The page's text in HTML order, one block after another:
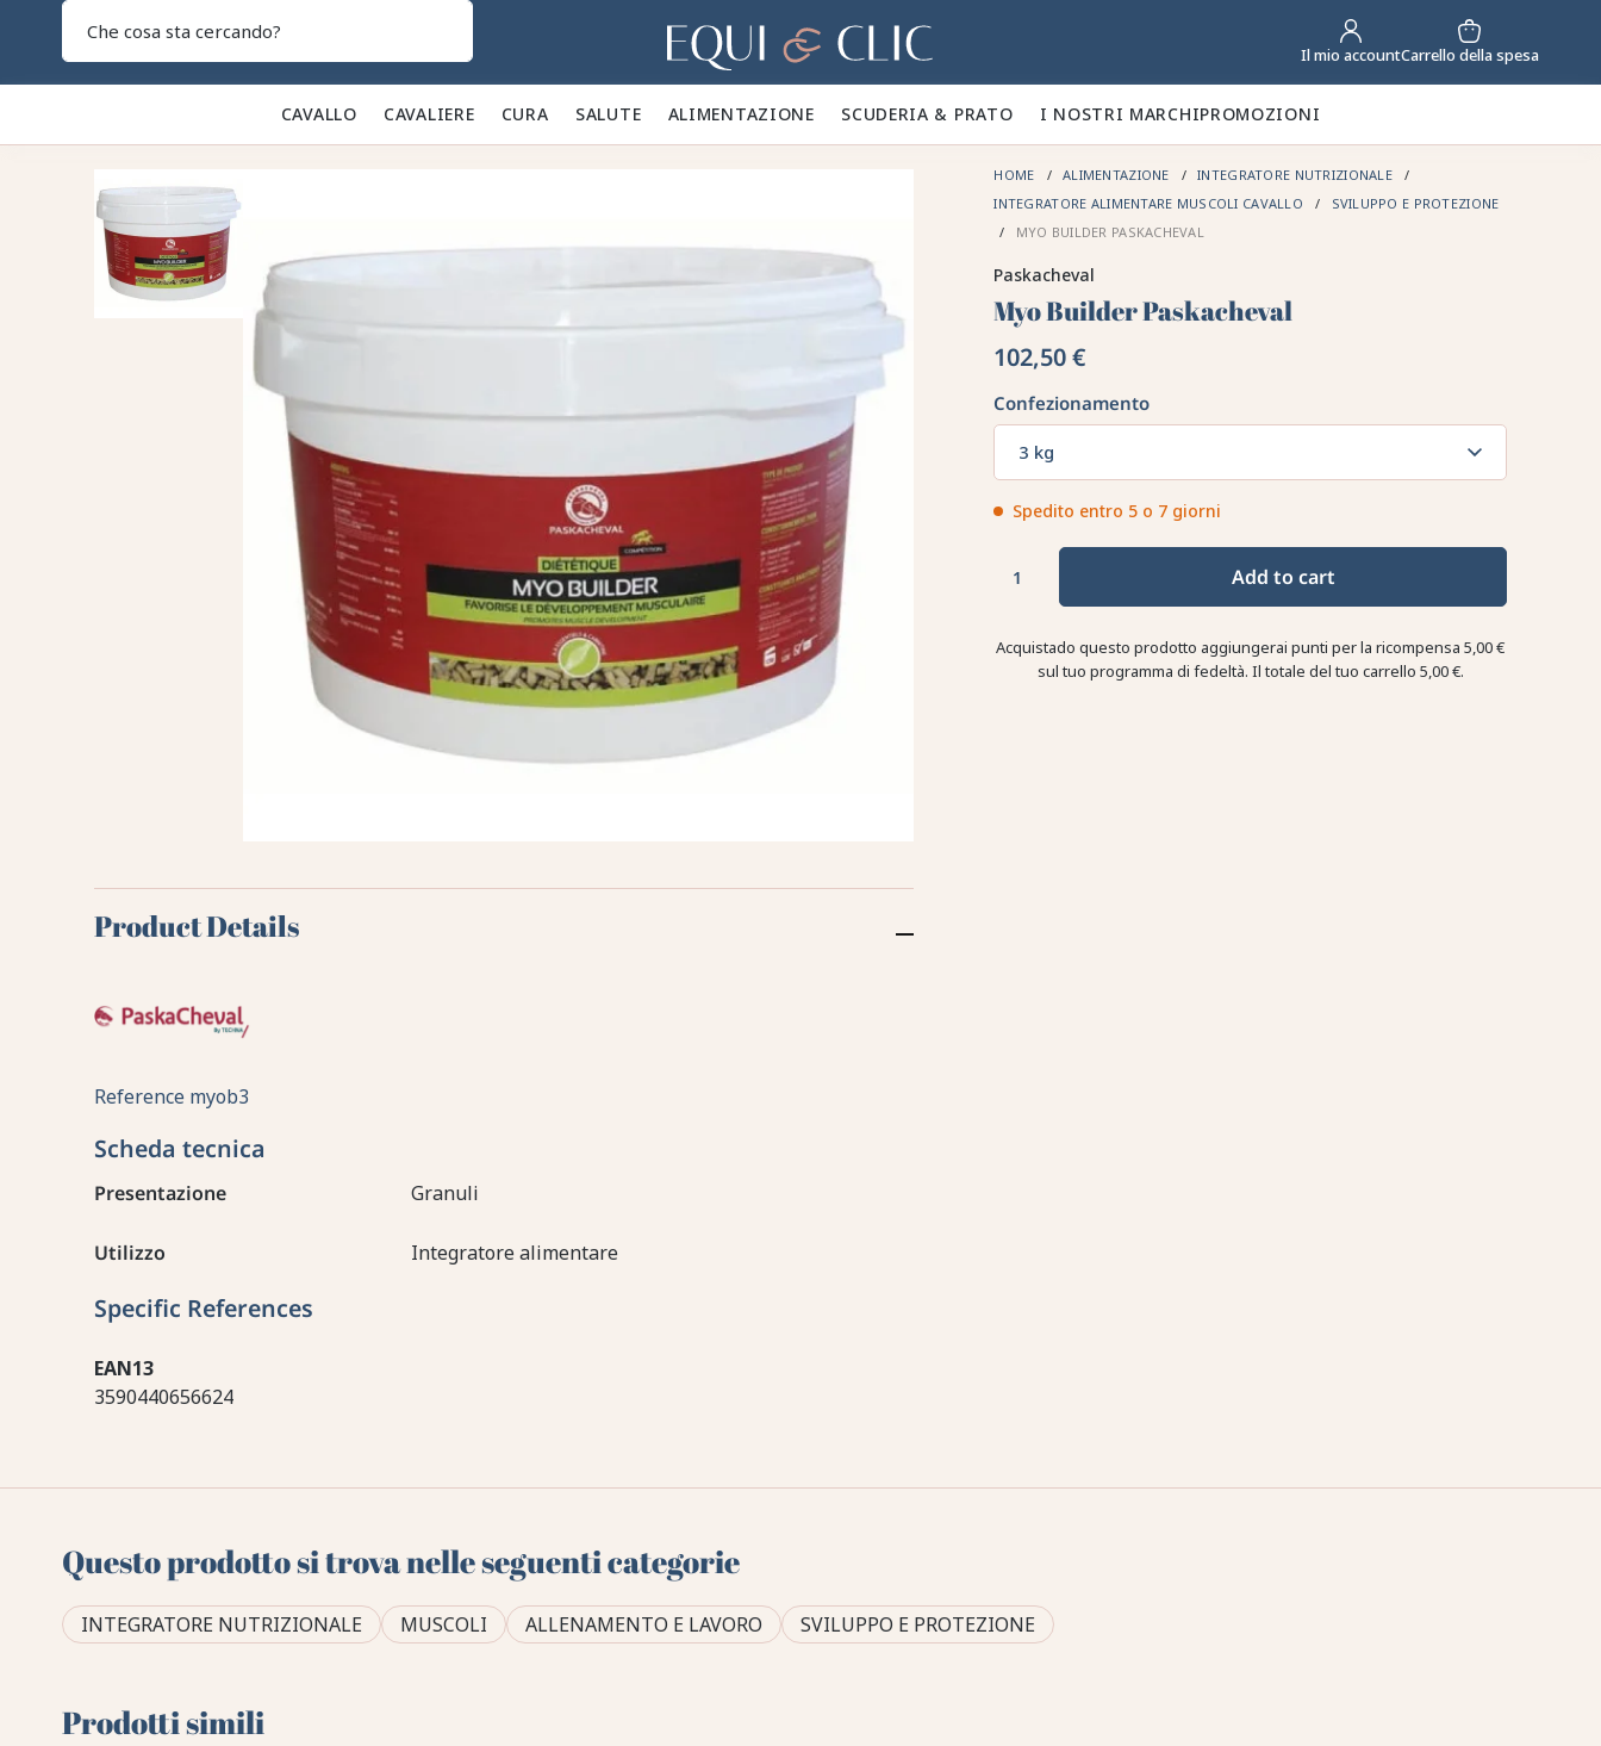
Casa Il mio accountCarrello della spesa
CAVALLO 🐎 CAVALIERE 👕 CURA 🪮 SALUTE ✨ ALIMENTAZIONE 🥕 SCUDERIA & PRATO 🍃 I NOSTRI MARCHIPROMOZIONI
HOME ALIMENTAZIONE
INTEGRATORE NUTRIZIONALE
INTEGRATORE ALIMENTARE MUSCOLI CAVALLO
SVILUPPO E PROTEZIONE
MYO BUILDER PASKACHEVAL
Paskacheval
Myo Builder Paskacheval
102,50 €
Confezionamento
3 kg
Spedito entro 5 o 7 giorni
Add to cart
Acquistado questo prodotto aggiungerai punti per la ricompensa5,00 €
sul tuo programma di fedeltà. Il totale del tuo carrello 5,00 €.
Product Details
Reference myob3
Scheda tecnica
Presentazione Granuli
Utilizzo Integratore alimentare
Specific References
EAN13
3590440656624
Questo prodotto si trova nelle seguenti categorie
INTEGRATORE NUTRIZIONALE MUSCOLI ALLENAMENTO E LAVORO SVILUPPO E PROTEZIONE
Prodotti simili